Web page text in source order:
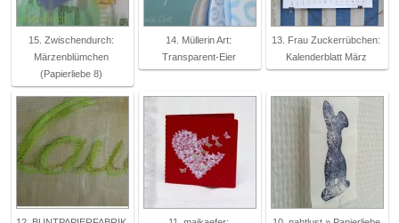
15. Zwischendurch:
Märzenblümchen
(Papierliebe 8)
14. Müllerin Art:
Transparent-Eier
13. Frau Zuckerrübchen:
Kalenderblatt März